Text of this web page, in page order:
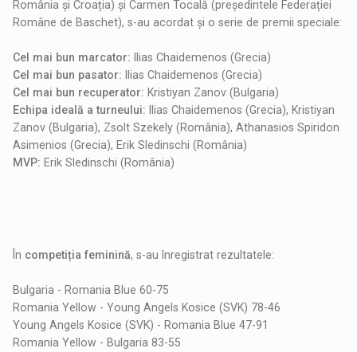
România și Croația) și Carmen Tocală (președintele Federației
Române de Baschet), s-au acordat și o serie de premii speciale:
Cel mai bun marcator: Ilias Chaidemenos (Grecia)
Cel mai bun pasator: Ilias Chaidemenos (Grecia)
Cel mai bun recuperator: Kristiyan Zanov (Bulgaria)
Echipa ideală a turneului: Ilias Chaidemenos (Grecia), Kristiyan
Zanov (Bulgaria), Zsolt Szekely (România), Athanasios Spiridon
Asimenios (Grecia), Erik Sledinschi (România)
MVP: Erik Sledinschi (România)
În competiția feminină, s-au înregistrat rezultatele:
Bulgaria - Romania Blue 60-75
Romania Yellow - Young Angels Kosice (SVK) 78-46
Young Angels Kosice (SVK) - Romania Blue 47-91
Romania Yellow - Bulgaria 83-55